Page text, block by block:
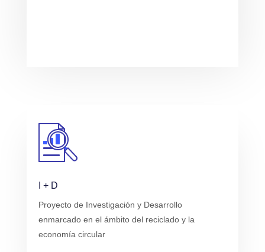
I + D
Proyecto de Investigación y Desarrollo
enmarcado en el ámbito del reciclado y la
economía circular